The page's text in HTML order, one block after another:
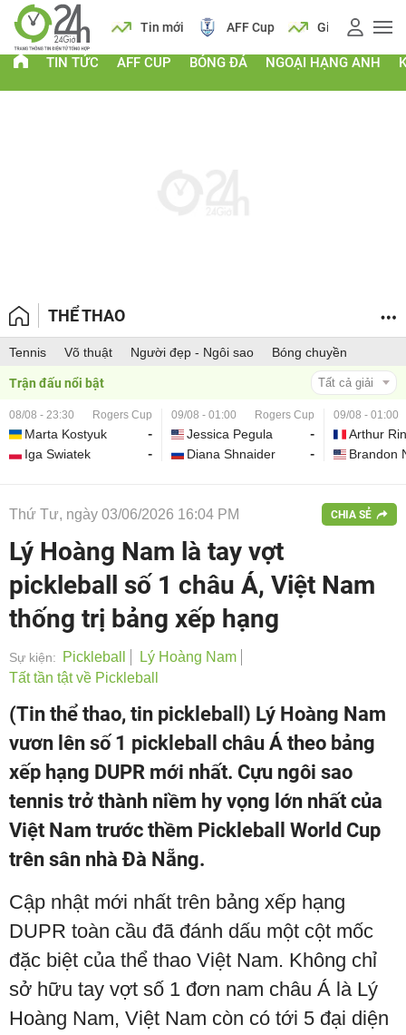
Lịch Tin mới AFF Cup Giá vàng
TIN TỨC AFF CUP BÓNG ĐÁ NGOẠI HẠNG ANH
THỂ THAO
Tennis Võ thuật Người đẹp - Ngôi sao Bóng chuyền
Trận đấu nổi bật Tất cả giải
08/08 - 23:30 Rogers Cup
Marta Kostyuk
-
Iga Swiatek
-
09/08 - 01:00 Rogers Cup
Jessica Pegula
-
Diana Shnaider
-
09/08 - 01:00
Arthur
Brandon
Thứ Tư, ngày 03/06/2026 16:04 PM CHIA SẺ
Lý Hoàng Nam là tay vợt
pickleball số 1 châu Á, Việt Nam
thống trị bảng xếp hạng
Sự kiện: Pickleball
Lý Hoàng Nam
Tất tần tật về Pickleball
(Tin thể thao, tin pickleball) Lý Hoàng Nam
vươn lên số 1 pickleball châu Á theo bảng
xếp hạng DUPR mới nhất. Cựu ngôi sao
tennis trở thành niềm hy vọng lớn nhất của
Việt Nam trước thềm Pickleball World Cup
trên sân nhà Đà Nẵng.
Cập nhật mới nhất trên bảng xếp hạng
DUPR toàn cầu đã đánh dấu một cột mốc
đặc biệt của thể thao Việt Nam. Không chỉ
sở hữu tay vợt số 1 đơn nam châu Á là Lý
Hoàng Nam, Việt Nam còn có tới 5 đại diện